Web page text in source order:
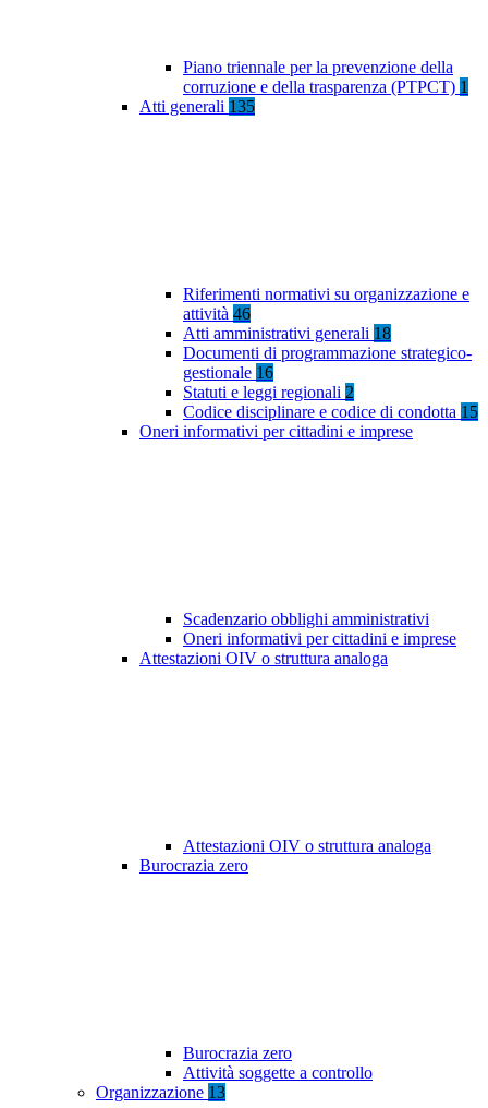
Piano triennale per la prevenzione della
corruzione e della trasparenza (PTPCT) 1
Atti generali 135
Riferimenti normativi su organizzazione e
attività 46
Atti amministrativi generali 18
Documenti di programmazione strategico-
gestionale 16
Statuti e leggi regionali 2
Codice disciplinare e codice di condotta 15
Oneri informativi per cittadini e imprese
Scadenzario obblighi amministrativi
Oneri informativi per cittadini e imprese
Attestazioni OIV o struttura analoga
Attestazioni OIV o struttura analoga
Burocrazia zero
Burocrazia zero
Attività soggette a controllo
Organizzazione 13